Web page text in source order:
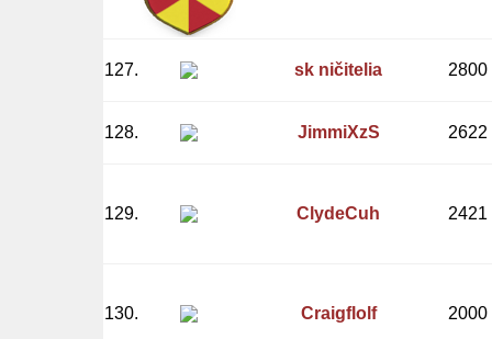
127. sk ničitelia 2800
128. JimmiXzS 2622
129. ClydeCuh 2421
130. Craigflolf 2000